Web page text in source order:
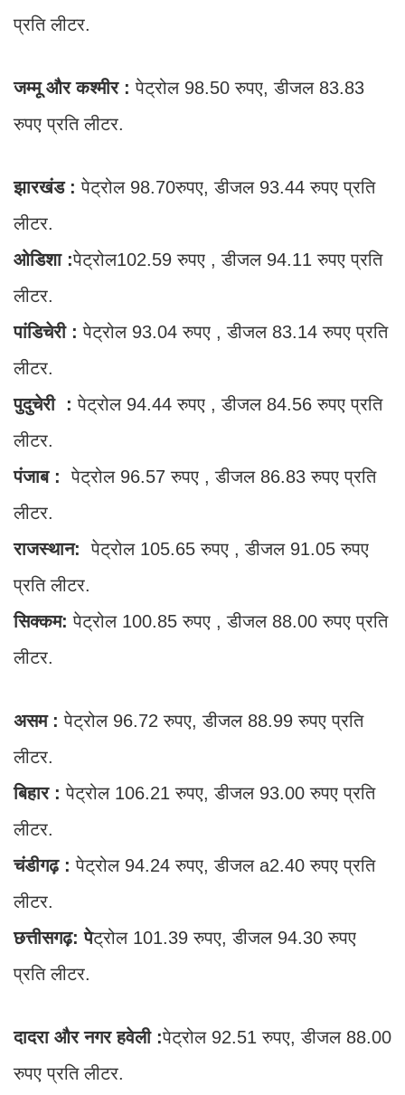
प्रति लीटर.
जम्मू और कश्मीर :पेट्रोल 98.50 रुपए, डीजल 83.83
रुपए प्रति लीटर.
झारखंड : पेट्रोल 98.70रुपए, डीजल 93.44 रुपए प्रति
लीटर.
ओडिशा :पेट्रोल102.59 रुपए , डीजल 94.11 रुपए प्रति
लीटर.
पांडिचेरी :पेट्रोल 93.04 रुपए , डीजल 83.14 रुपए प्रति
लीटर.
पुदुचेरी : पेट्रोल 94.44 रुपए , डीजल 84.56 रुपए प्रति
लीटर.
पंजाब : पेट्रोल 96.57 रुपए , डीजल 86.83 रुपए प्रति
लीटर.
राजस्थान: पेट्रोल 105.65 रुपए , डीजल 91.05 रुपए
प्रति लीटर.
सिक्कम: पेट्रोल 100.85 रुपए , डीजल 88.00 रुपए प्रति
लीटर.
असम : पेट्रोल 96.72 रुपए, डीजल 88.99 रुपए प्रति
लीटर.
बिहार :पेट्रोल 106.21 रुपए, डीजल 93.00 रुपए प्रति
लीटर.
चंडीगढ़ : पेट्रोल 94.24 रुपए, डीजल a2.40 रुपए प्रति
लीटर.
छत्तीसगढ़: पेट्रोल 101.39 रुपए, डीजल 94.30 रुपए
प्रति लीटर.
दादरा और नगर हवेली :पेट्रोल 92.51 रुपए, डीजल 88.00
रुपए प्रति लीटर.